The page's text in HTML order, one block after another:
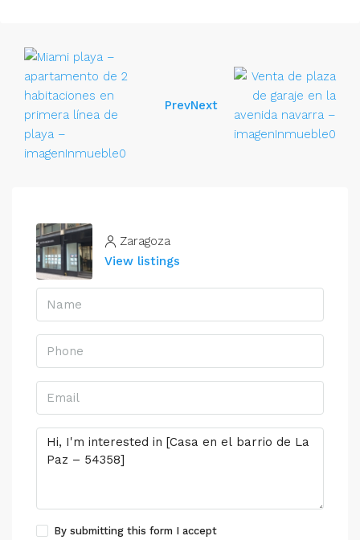
PrevNext
Zaragoza
View listings
By submitting this form I accept